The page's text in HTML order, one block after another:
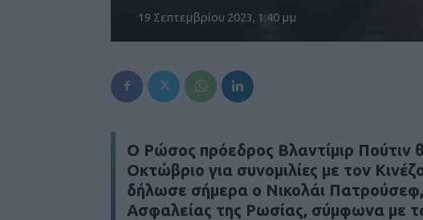
19 Σεπτεμβρίου 2023, 1:40 μμ
Ο Ρώσος πρόεδρος Βλαντίμιρ Πούτιν
Οκτώβριο για συνομιλίες με τον
δήλωσε σήμερα ο Νικολάι
Ασφαλείας της Ρωσίας, σύμφωνα με